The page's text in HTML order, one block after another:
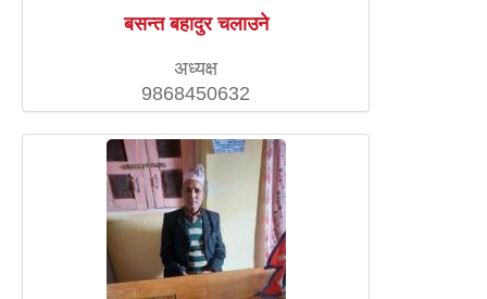
बसन्त बहादुर चलाउने
अध्यक्ष
9868450632